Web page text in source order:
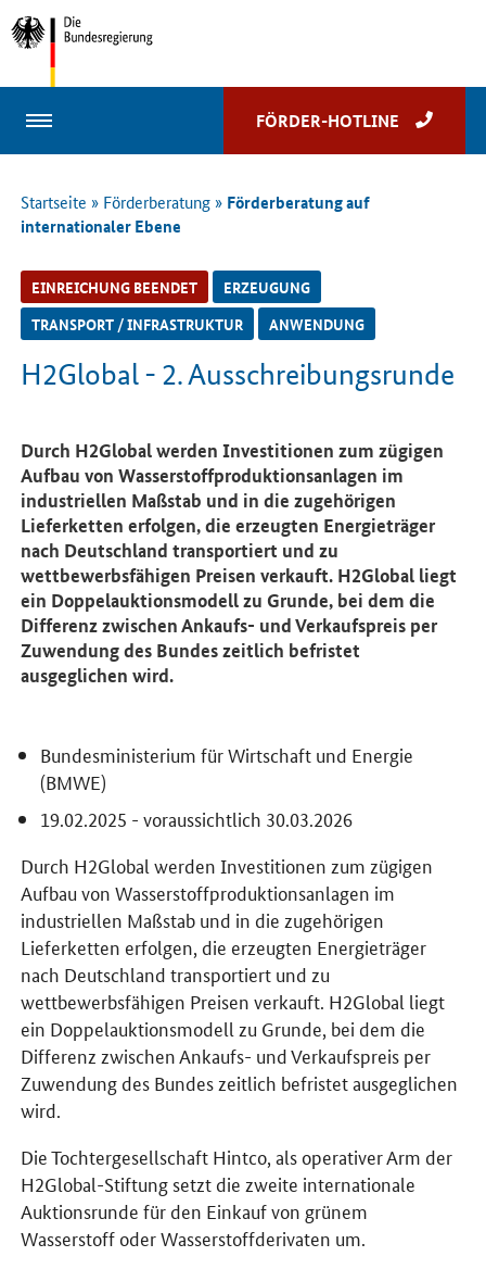
Leichte Sprache
FÖRDER-HOTLINE
Startseite » Förderberatung » Förderberatung auf
internationaler Ebene
EINREICHUNG BEENDET
ERZEUGUNG
TRANSPORT / INFRASTRUKTUR
ANWENDUNG
H2Global - 2. Ausschreibungsrunde
Durch H2Global werden Investitionen zum zügigen
Aufbau von Wasserstoffproduktionsanlagen im
industriellen Maßstab und in die zugehörigen
Lieferketten erfolgen, die erzeugten Energieträger
nach Deutschland transportiert und zu
wettbewerbsfähigen Preisen verkauft. H2Global liegt
ein Doppelauktionsmodell zu Grunde, bei dem die
Differenz zwischen Ankaufs- und Verkaufspreis per
Zuwendung des Bundes zeitlich befristet
ausgeglichen wird.
Bundesministerium für Wirtschaft und Energie
(BMWE)
19.02.2025 - voraussichtlich 30.03.2026
Durch H2Global werden Investitionen zum zügigen
Aufbau von Wasserstoffproduktionsanlagen im
industriellen Maßstab und in die zugehörigen
Lieferketten erfolgen, die erzeugten Energieträger
nach Deutschland transportiert und zu
wettbewerbsfähigen Preisen verkauft. H2Global liegt
ein Doppelauktionsmodell zu Grunde, bei dem die
Differenz zwischen Ankaufs- und Verkaufspreis per
Zuwendung des Bundes zeitlich befristet ausgeglichen
wird.
Die Tochtergesellschaft Hintco, als operativer Arm der
H2Global-Stiftung setzt die zweite internationale
Auktionsrunde für den Einkauf von grünem
Wasserstoff oder Wasserstoffderivaten um.